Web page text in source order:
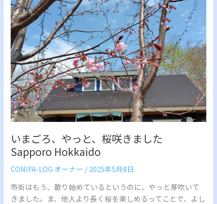
いまごろ、やっと、桜咲きました
Sapporo Hokkaido
CONIFA-LOG オーナー /2025年5月8日
市街はもう、散り始めているというのに、やっと芽吹いて
きました。ま、他人より長く桜を楽しめるってことで、よし
ご
ろ、
や
っ
と、
桜
咲
き
ま
し
た
Sapporo
Hokkaido